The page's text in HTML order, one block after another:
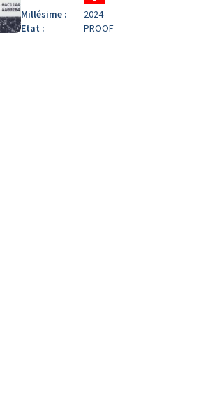
Millésime :
2024
Etat :
PROOF